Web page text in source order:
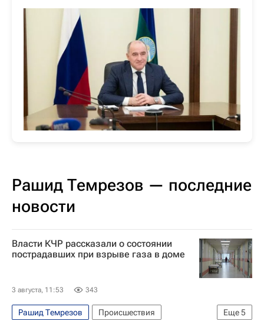
Рашид Темрезов — последние
новости
Власти КЧР рассказали о состоянии
пострадавших при взрыве газа в доме
3 августа, 11:53 343
Еще5
Рашид Темрезов
Происшествия